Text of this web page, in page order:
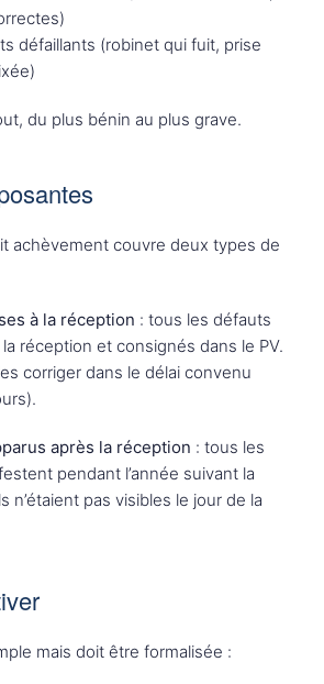
défaillants (robinet qui fuit, prise
du plus bénin au plus grave.
achèvement couvre deux types de
à la réception : tous les défauts
réception et consignés dans le PV.
corriger dans le délai convenu
après la réception : tous les
pendant l’année suivant la
n’étaient pas visibles le jour de la
mais doit être formalisée :